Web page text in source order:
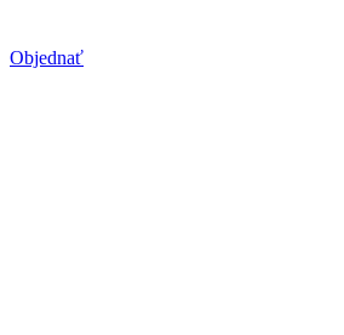
Objednať